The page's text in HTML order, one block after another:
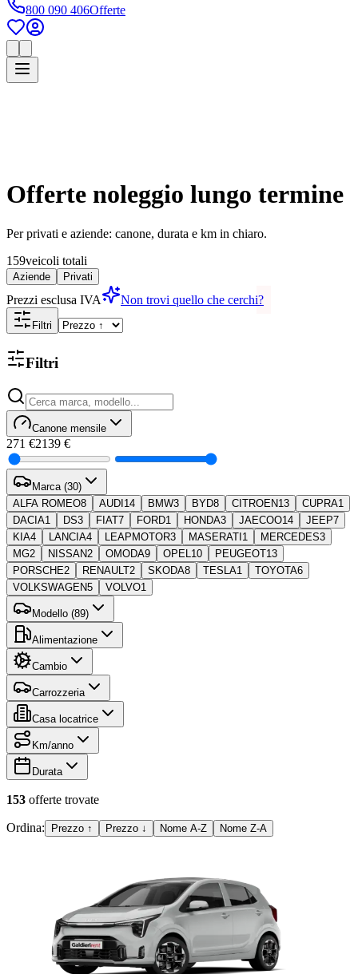
800 090 406Offerte
Offerte noleggio lungo termine
Per privati e aziende: canone, durata e km in chiaro.
159veicoli totali
Aziende Privati
Prezzi esclusa IVA Non trovi quello che cerchi?
Filtri
Filtri
Canone mensile
271 €2139 €
Marca (30)
ALFA ROMEO8 AUDI 14 BMW3 BYD8 CITROEN13 CUPRA1
DACIA1 DS3 FIAT7 FORD1 HONDA3 JAECOO14 JEEP7
KIA4 LANCIA4 LEAPMOTOR3 MASERATI 1 MERCEDES3
MG2 NISSAN2 OMODA9 OPEL10 PEUGEOT13
PORSCHE2 RENAULT2 SKODA8 TESLA1 TOYOTA6
VOLKSWAGEN5 VOLVO1
Modello (89)
Alimentazione
Cambio
Carrozzeria
Casa locatrice
Km/anno
Durata
153 offerte trovate
Ordina: Prezzo ↑ Prezzo ↓ Nome A-Z Nome Z-A